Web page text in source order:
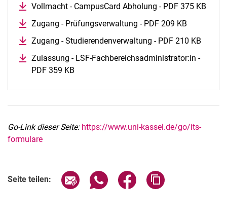
Vollmacht - CampusCard Abholung - PDF 375 KB
Zugang - Prüfungsverwaltung - PDF 209 KB
Zugang - Studierendenverwaltung - PDF 210 KB
Zulassung - LSF-Fachbereichsadministrator:in -
PDF 359 KB
Go-Link dieser Seite: https://www.uni-kassel.de/go/its-
formulare
Seite teilen: Seite über E-Mail teilen
Seite über WhatsApp teilen
Seite über Facebook